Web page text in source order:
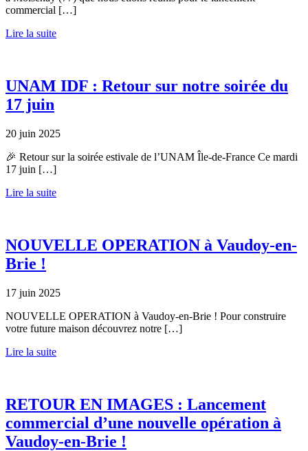
commercial […]
Lire la suite
UNAM IDF : Retour sur notre soirée du
17 juin
20 juin 2025
🎉 Retour sur la soirée estivale de l’UNAM Île-de-France Ce mardi
17 juin […]
Lire la suite
NOUVELLE OPERATION à Vaudoy-en-
Brie !
17 juin 2025
NOUVELLE OPERATION à Vaudoy-en-Brie ! Pour construire
votre future maison découvrez notre […]
Lire la suite
RETOUR EN IMAGES : Lancement
commercial d’une nouvelle opération à
Vaudoy-en-Brie !